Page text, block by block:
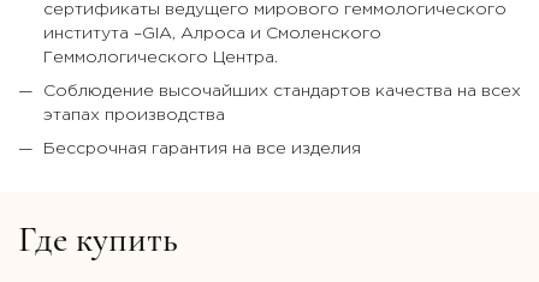
сертификаты ведущего мирового геммологического
института –GIA, Алроса и Смоленского
Геммологического Центра.
Соблюдение высочайших стандартов качества на всех
этапах производства
Бессрочная гарантия на все изделия
Где купить